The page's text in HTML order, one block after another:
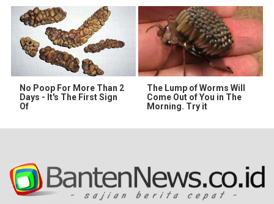
No Poop For More Than 2
Days - It's The First Sign
Of
The Lump of Worms Will
Come Out of You in The
Morning. Try it